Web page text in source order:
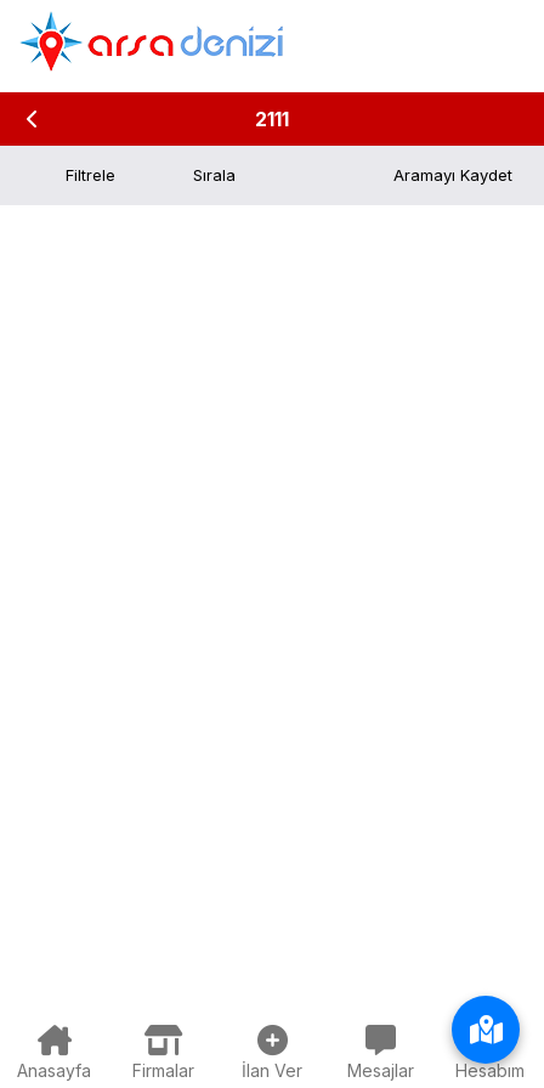
2111
Filtrele Aramayı Kaydet
Anasayfa Firmalar İlan Ver Mesajlar Hesabım